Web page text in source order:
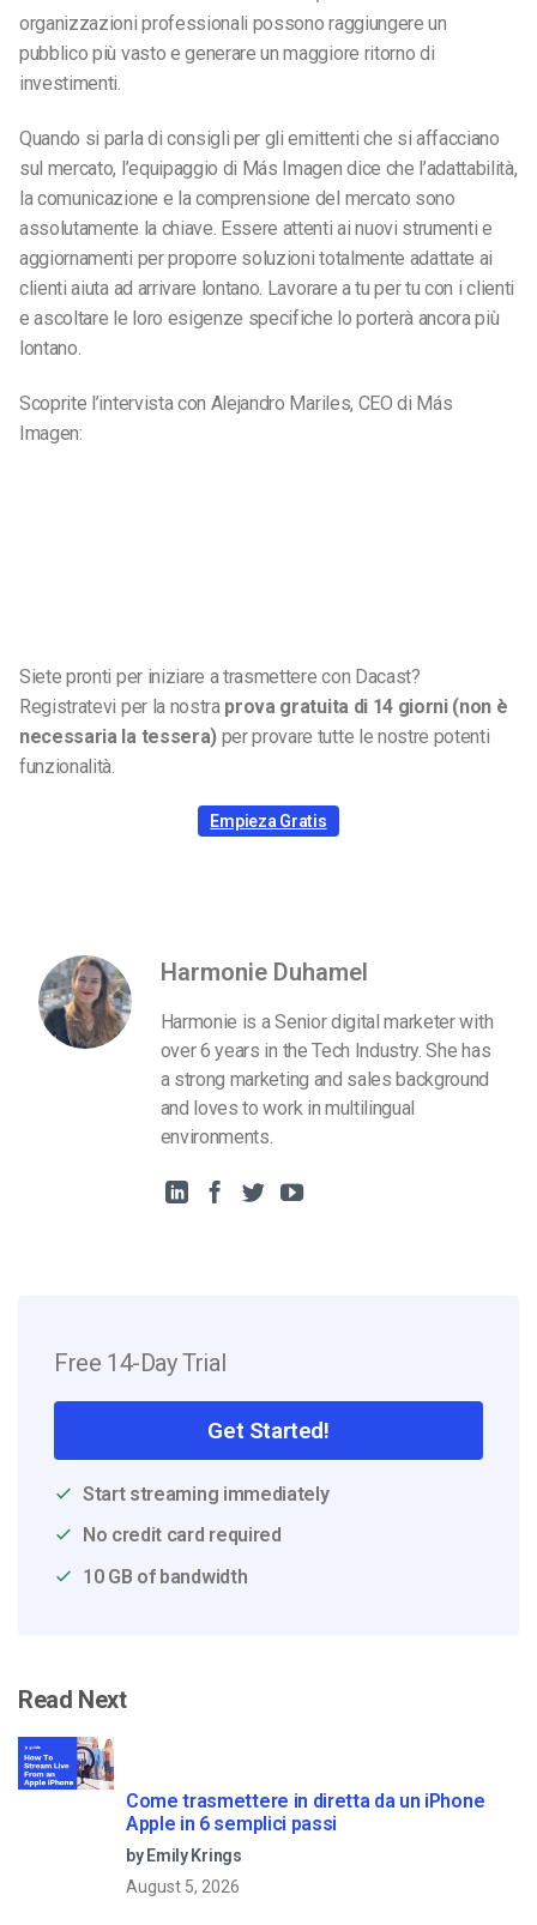
organizzazioni professionali possono raggiungere un
pubblico più vasto e generare un maggiore ritorno di
investimenti.
Quando si parla di consigli per gli emittenti che si affacciano
sul mercato, l’equipaggio di Más Imagen dice che l’adattabilità,
la comunicazione e la comprensione del mercato sono
assolutamente la chiave. Essere attenti ai nuovi strumenti e
aggiornamenti per proporre soluzioni totalmente adattate ai
clienti aiuta ad arrivare lontano. Lavorare a tu per tu con i clienti
e ascoltare le loro esigenze specifiche lo porterà ancora più
lontano.
Scoprite l’intervista con Alejandro Mariles, CEO di Más
Imagen:
Siete pronti per iniziare a trasmettere con Dacast?
Registratevi per la nostraprova gratuita di 14 giorni (non è
necessaria la tessera)per provare tutte le nostre potenti
funzionalità.
Empieza Gratis
Harmonie Duhamel
Harmonie is a Senior digital marketer with
over 6 years in the Tech Industry. She has
a strong marketing and sales background
and loves to work in multilingual
environments.
Free 14-Day Trial
Get Started!
Start streaming immediately
No credit card required
10 GB of bandwidth
Read Next
Come trasmettere in diretta da un iPhone
Apple in 6 semplici passi
by Emily Krings
August 5, 2026